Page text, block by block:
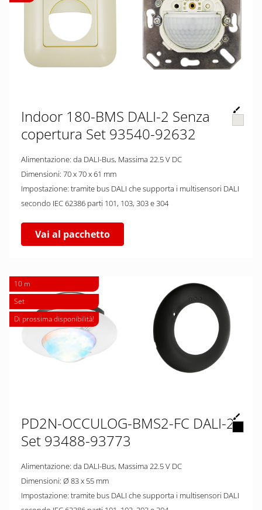
Indoor 180-BMS DALI-2 Senza
copertura Set 93540-92632
Alimentazione: da DALI-Bus, Massima 22.5 V DC
Dimensioni: 70 x 70 x 61 mm
Impostazione: tramite bus DALI che supporta i multisensori DALI
secondo IEC 62386 parti 101, 103, 303 e 304
Vai al pacchetto
10 m
Set
Di prossima disponibilità!
PD2N-OCCULOG-BMS2-FC DALI-2
Set 93488-93773
Alimentazione: da DALI-Bus, Massima 22.5 V DC
Dimensioni: Ø 83 x 55 mm
Impostazione: tramite bus DALI che supporta i multisensori DALI